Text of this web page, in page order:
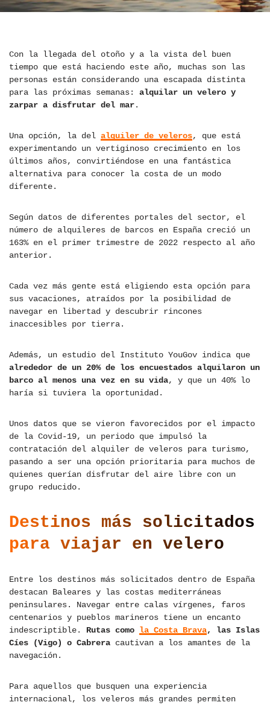
Con la llegada del otoño y a la vista del buen
tiempo que está haciendo este año, muchas son las
personas están considerando una escapada distinta
para las próximas semanas: alquilar un velero y
zarpar a disfrutar del mar.
Una opción, la del alquiler de veleros, que está
experimentando un vertiginoso crecimiento en los
últimos años, convirtiéndose en una fantástica
alternativa para conocer la costa de un modo
diferente.
Según datos de diferentes portales del sector, el
número de alquileres de barcos en España creció un
163% en el primer trimestre de 2022 respecto al año
anterior.
Cada vez más gente está eligiendo esta opción para
sus vacaciones, atraídos por la posibilidad de
navegar en libertad y descubrir rincones
inaccesibles por tierra.
Además, un estudio del Instituto YouGov indica que
alrededor de un 20% de los encuestados alquilaron un
barco al menos una vez en su vida, y que un 40% lo
haría si tuviera la oportunidad.
Unos datos que se vieron favorecidos por el impacto
de la Covid-19, un periodo que impulsó la
contratación del alquiler de veleros para turismo,
pasando a ser una opción prioritaria para muchos de
quienes querían disfrutar del aire libre con un
grupo reducido.
Destinos más solicitados
para viajar en velero
Entre los destinos más solicitados dentro de España
destacan Baleares y las costas mediterráneas
peninsulares. Navegar entre calas vírgenes, faros
centenarios y pueblos marineros tiene un encanto
indescriptible. Rutas como la Costa Brava, las Islas
Cíes (Vigo) o Cabrera cautivan a los amantes de la
navegación.
Para aquellos que busquen una experiencia
internacional, los veleros más grandes permiten